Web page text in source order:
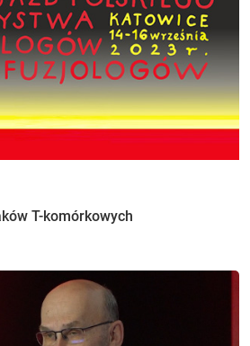
T-komórkowych